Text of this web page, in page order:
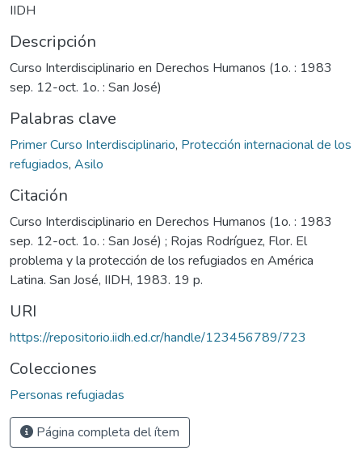
IIDH
Descripción
Curso Interdisciplinario en Derechos Humanos (1o. : 1983
sep. 12-oct. 1o. : San José)
Palabras clave
Primer Curso Interdisciplinario, Protección internacional de los
refugiados, Asilo
Citación
Curso Interdisciplinario en Derechos Humanos (1o. : 1983
sep. 12-oct. 1o. : San José) ; Rojas Rodríguez, Flor. El
problema y la protección de los refugiados en América
Latina. San José, IIDH, 1983. 19 p.
URI
https://repositorio.iidh.ed.cr/handle/123456789/723
Colecciones
Personas refugiadas
Página completa del ítem